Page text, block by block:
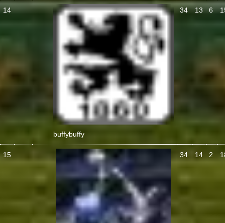
14
buffybuffy
34 13 6
15 34 14 2